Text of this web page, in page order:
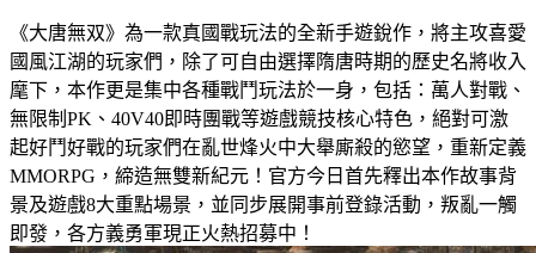
《大唐無双》為一款真國戰玩法的全新手遊銳作，將主攻喜愛
國風江湖的玩家們，除了可自由選擇隋唐時期的歷史名將收入
麾下，本作更是集中各種戰鬥玩法於一身，包括：萬人對戰、
無限制PK、40V40即時團戰等遊戲競技核心特色，絕對可激
起好鬥好戰的玩家們在亂世烽火中大舉廝殺的慾望，重新定義
MMORPG，締造無雙新紀元！官方今日首先釋出本作故事背
景及遊戲8大重點場景，並同步展開事前登錄活動，叛亂一觸
即發，各方義勇軍現正火熱招募中！